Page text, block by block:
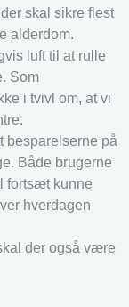
skal sikre flest
alderdom.
luft til at rulle
Som
i tvivl om, at vi
besparelserne på
Både brugerne
fortsæt kunne
hverdagen
der også være